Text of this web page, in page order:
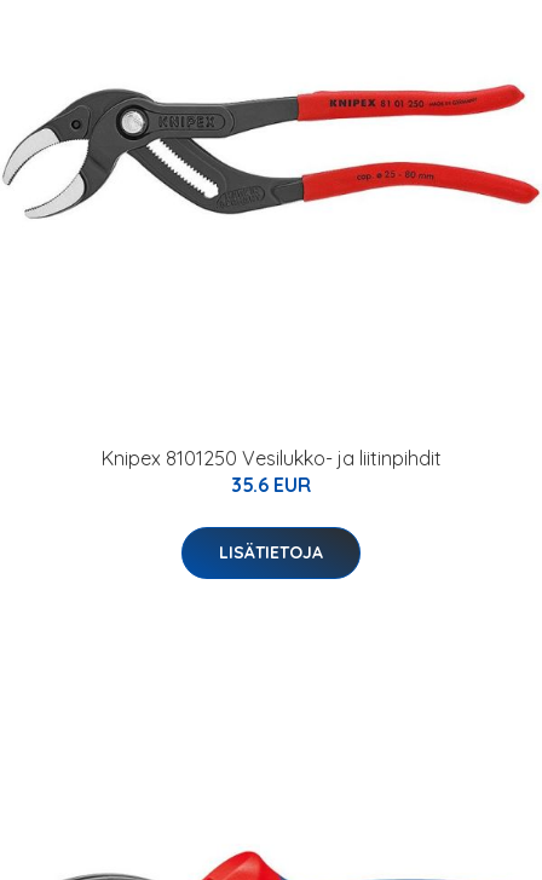
Knipex 8101250 Vesilukko- ja liitinpihdit
35.6 EUR
LISÄTIETOJA